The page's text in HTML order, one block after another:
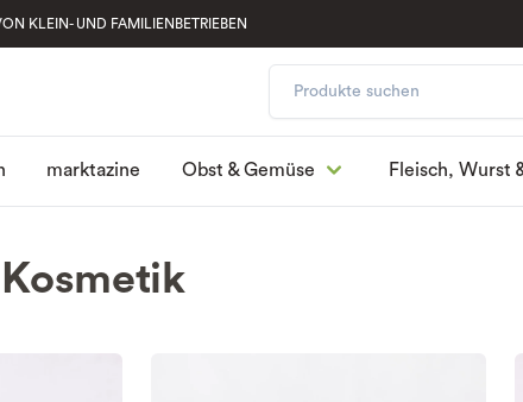
KLEIN- UND FAMILIENBETRIEBEN
marktazine Obst & Gemüse Fleisch, Wurst